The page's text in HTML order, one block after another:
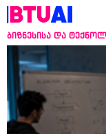
ბიზნესისა და